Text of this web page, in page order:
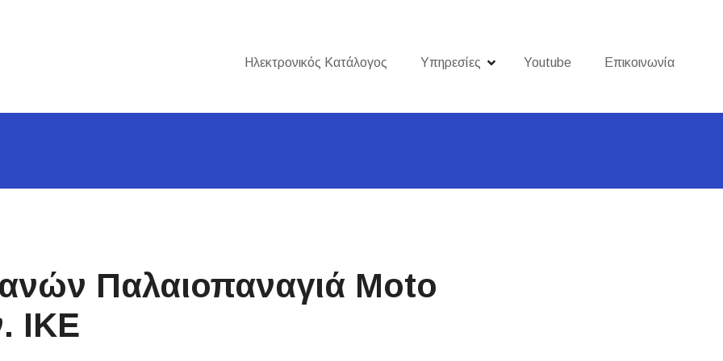
Ηλεκτρονικός Κατάλογος Υπηρεσίες Youtube Επικοινωνία
Παλαιοπαναγιά Moto
ΙΚΕ